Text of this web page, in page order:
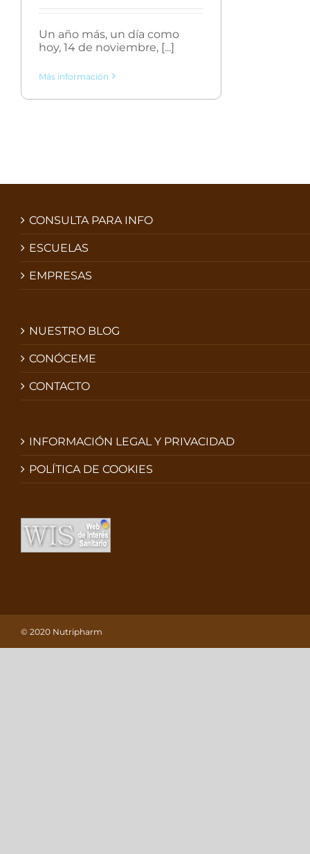
Un año más, un día como
hoy, 14 de noviembre, [...]
Más información
CONSULTA PARA INFO
ESCUELAS
EMPRESAS
NUESTRO BLOG
CONÓCEME
CONTACTO
INFORMACIÓN LEGAL Y PRIVACIDAD
POLÍTICA DE COOKIES
© 2020 Nutripharm